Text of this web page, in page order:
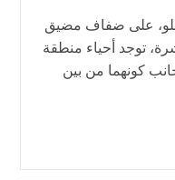
على ضفاف مضيق
توجد أحياء منطقة
كونهما من بين